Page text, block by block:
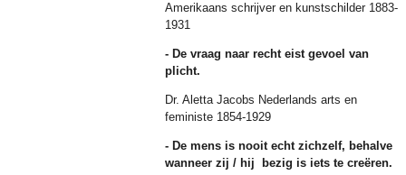
Amerikaans schrijver en kunstschilder 1883-
1931
- De vraag naar recht eist gevoel van
plicht.
Dr. Aletta Jacobs Nederlands arts en
feministe 1854-1929
- De mens is nooit echt zichzelf, behalve
wanneer zij / hij bezig is iets te creëren.